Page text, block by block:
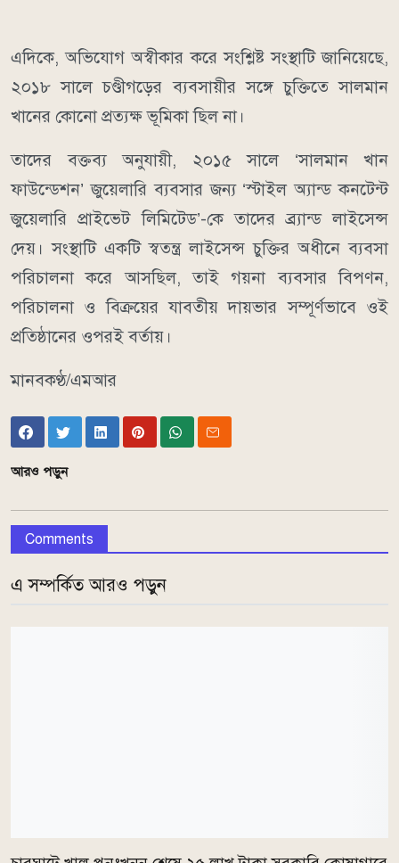
এদিকে, অভিযোগ অস্বীকার করে সংশ্লিষ্ট সংস্থাটি জানিয়েছে,
২০১৮ সালে চণ্ডীগড়ের ব্যবসায়ীর সঙ্গে চুক্তিতে সালমান
খানের কোনো প্রত্যক্ষ ভূমিকা ছিল না।
তাদের বক্তব্য অনুযায়ী, ২০১৫ সালে ‘সালমান খান
ফাউন্ডেশন’ জুয়েলারি ব্যবসার জন্য ‘স্টাইল অ্যান্ড কনটেন্ট
জুয়েলারি প্রাইভেট লিমিটেড’-কে তাদের ব্র্যান্ড লাইসেন্স
দেয়। সংস্থাটি একটি স্বতন্ত্র লাইসেন্স চুক্তির অধীনে ব্যবসা
পরিচালনা করে আসছিল, তাই গয়না ব্যবসার বিপণন,
পরিচালনা ও বিক্রয়ের যাবতীয় দায়ভার সম্পূর্ণভাবে ওই
প্রতিষ্ঠানের ওপরই বর্তায়।
মানবকণ্ঠ/এমআর
আরও পড়ুন
Comments
এ সম্পর্কিত আরও পড়ুন